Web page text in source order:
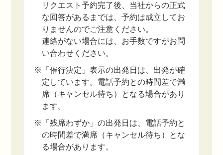
リクエスト予約完了後、当社からの正式
な回答があるまでは、予約は成立してお
りませんのでご注意ください。
連絡がない場合には、お手数ですがお問
い合わせください。
※「催行決定」表示の出発日は、出発が確
定しています。電話予約との時間差で満
席（キャンセル待ち）となる場合があり
ます。
※「残席わずか」の出発日は、電話予約と
の時間差で満席（キャンセル待ち）とな
る場合があります。